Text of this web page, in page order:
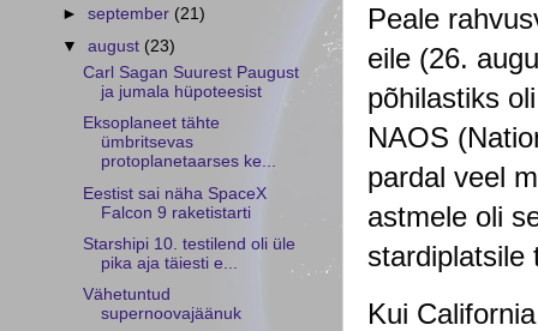
Peale
eile (26.
põhilastiks
NAOS
pardal veel
astmele oli
stardiplatsile
Kui
►september (21)
▼august (23)
Carl Sagan Suurest Paugust
ja jumala hüpoteesist
Eksoplaneet tähte
ümbritsevas
protoplanetaarses ke...
Eestist sai näha SpaceX
Falcon 9 raketistarti
Starshipi 10. testilend oli üle
pika aja täiesti e...
Vähetuntud
supernoovajäänuk